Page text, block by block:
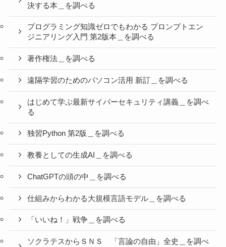
決する本＿を調べる
プログラミング知識ゼロでもわかる プロンプトエン
ジニアリング入門 第2版本＿を調べる
著作権法＿を調べる
遠隔学習のためのパソコン活用 新訂＿を調べる
はじめて学ぶ最新サイバーセキュリティ講義＿を調べ
る
独習Python 第2版＿を調べる
教養としての生成AI＿を調べる
ChatGPTの頭の中＿を調べる
仕組みからわかる大規模言語モデル＿を調べる
「いいね！」戦争＿を調べる
ソクラテスからＳＮＳ 「言論の自由」全史＿を調べ